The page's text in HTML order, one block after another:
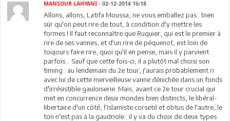
MANSOUR LAHYANI - 02-12-2014 16:18
Allons, allons, Latifa Moussa, ne vous emballez pas : bien
sûr qu'on peut rire de tout, à condition d'y mettre les
formes ! Il faut reconnaître que Ruquier, qui est le premier à
rire de ses vannes, et d'un rire de péquenot, est loin de
toujours faire rire, quoi qu'il en pense, mais il y parvient
parfois... Sauf que cette fois-ci, il a plutôt mal choisi son
timing : au lendemain du 2e tour, j'aurais probablement ri
avec lui de cette merveilleuse vanne dénichée dans un fonds
d'irrésistible gauloiserie. Mais, avant ce 2e tour crucial qui
met en concurrence deux mondes bien distincts, le libéral-
libertaire d'un côté, l'islamiste corseté et obtus de l'autre, le
ton n'est pas à la gaudriole : il y va du choix de deux types